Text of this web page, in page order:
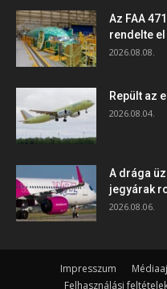
Az FAA
rendelte
2026.08.08.
Repült az
2026.08.04.
A drága
jegyárak
2026.08.06.
Impresszum
Felhasználási